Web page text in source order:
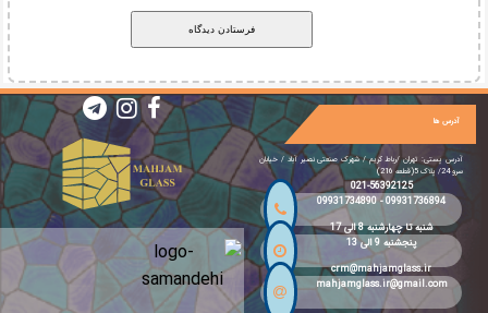
آدرس ها
آدرس پستی: تهران /رباط کریم / شهرک صنعتی نصیر آباد / خیابان
سرو 24/ پلاک 5(قطعه 216)
021-56392125
09931736894
-
09931734890
شنبه تا چهارشنبه 8 الی 17
پنجشنبه 9 الی 13
crm@mahjamglass.ir
mahjamglass.ir@gmail.com